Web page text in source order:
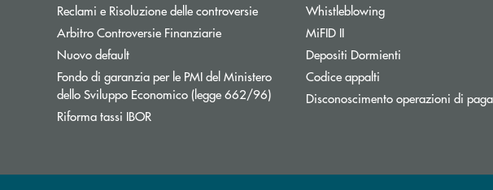
Reclami e Risoluzione delle controversie
Arbitro Controversie FinanziarieApre una nuova finestra
Nuovo default
Fondo di garanzia per le PMI del Ministero
dello Sviluppo Economico (legge 662/96)Apre una nuova finestra
Riforma tassi IBORApre una nuova finestra
Whistleblowing
MiFID II
Depositi Dormienti
Codice appalti
Disconoscimento operazioni di